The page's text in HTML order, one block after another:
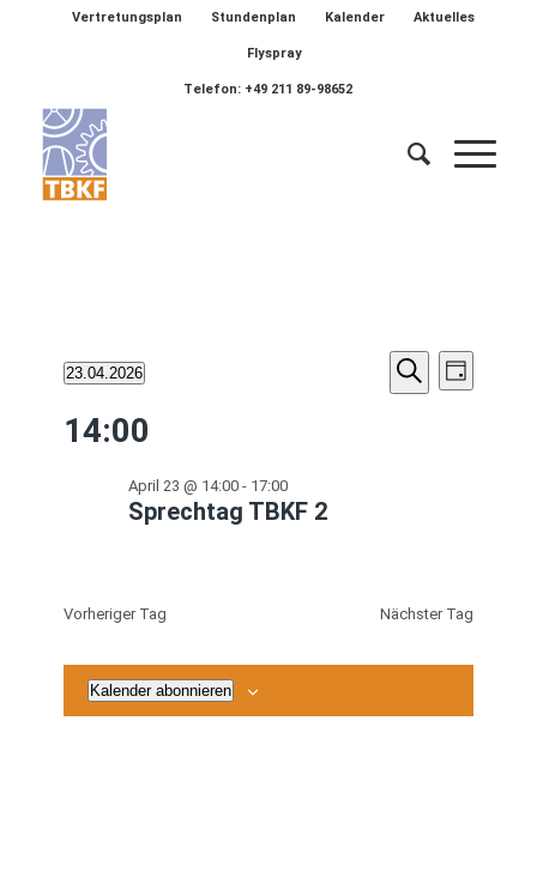
Vertretungsplan Stundenplan Kalender Aktuelles
Flyspray
Telefon: +49 211 89-98652
Veranstaltungen
für
Suche
Suche
Tag
23.04.2026
wählen.
14:00
Sprechtag TBKF 2
April 23 @ 14:00 - 17:00
Vorheriger Tag Nächster Tag
Kalender abonnieren